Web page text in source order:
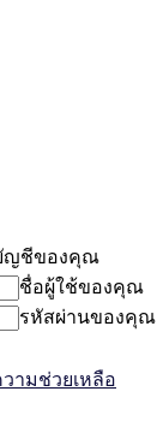
ญชีของคุณ
ชื่อผู้ใช้ของคุณ
รหัสผ่านของคุณ
ามช่วยเหลือ